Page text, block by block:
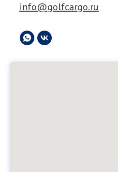
info@golfcargo.ru